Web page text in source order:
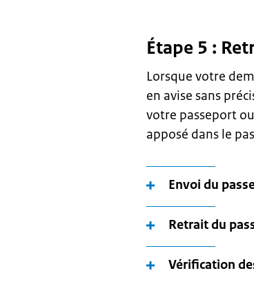
Étape 5 :
Lorsque votre
en avise sans
votre passeport
apposé dans le
Envoi du
Retrait du
Vérification